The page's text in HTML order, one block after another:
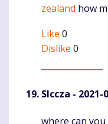
zealand how
Like 0
Dislike 0
Slccza - 2021-
where can